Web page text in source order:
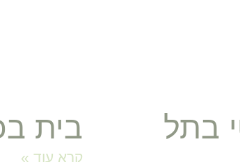
בתל
בית
קרא עוד »